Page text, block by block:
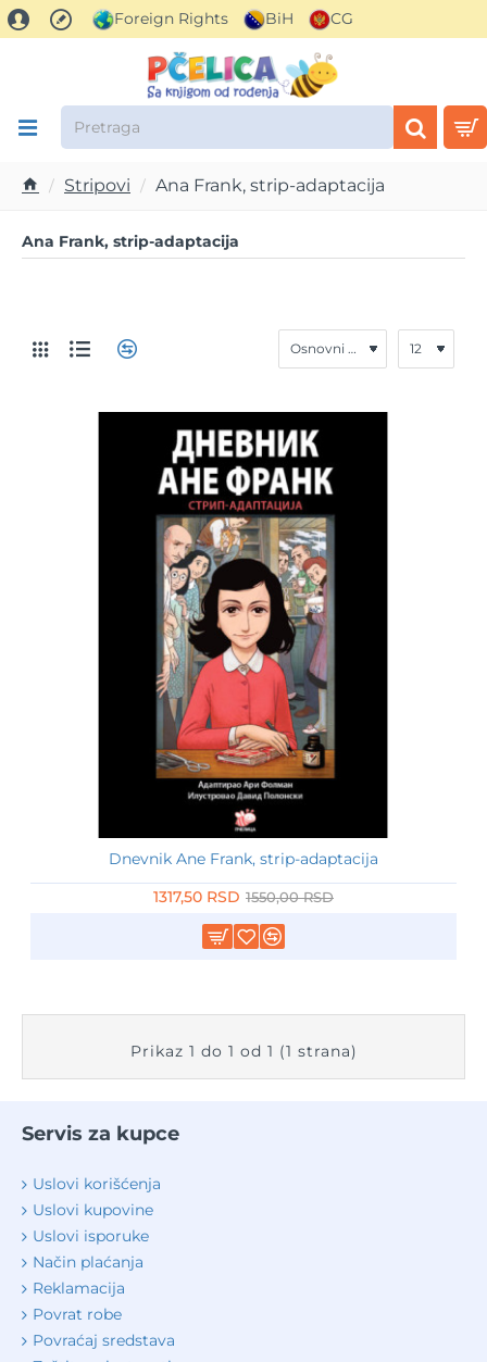
Foreign Rights BiH CG
Pretraga
m
Stripovi Ana Frank, strip-adaptacija
Ana Frank, strip-adaptacija
Dnevnik Ane Frank, strip-adaptacija
1317,50 RSD 1550,00 RSD
Prikaz 1 do 1 od 1 (1 strana)
Servis za kupce
Uslovi korišćenja
Uslovi kupovine
Uslovi isporuke
Način plaćanja
Reklamacija
Povrat robe
Povraćaj sredstava